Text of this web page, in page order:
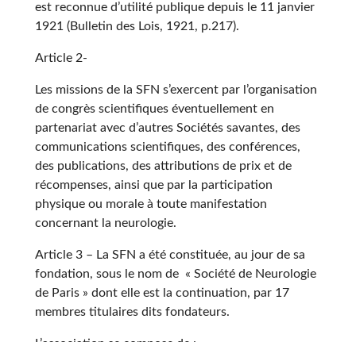
est reconnue d’utilité publique depuis le 11 janvier
1921 (Bulletin des Lois, 1921, p.217).
Article 2-
Les missions de la SFN s’exercent par l’organisation
de congrès scientifiques éventuellement en
partenariat avec d’autres Sociétés savantes, des
communications scientifiques, des conférences,
des publications, des attributions de prix et de
récompenses, ainsi que par la participation
physique ou morale à toute manifestation
concernant la neurologie.
Article 3 – La SFN a été constituée, au jour de sa
fondation, sous le nom de « Société de Neurologie
de Paris » dont elle est la continuation, par 17
membres titulaires dits fondateurs.